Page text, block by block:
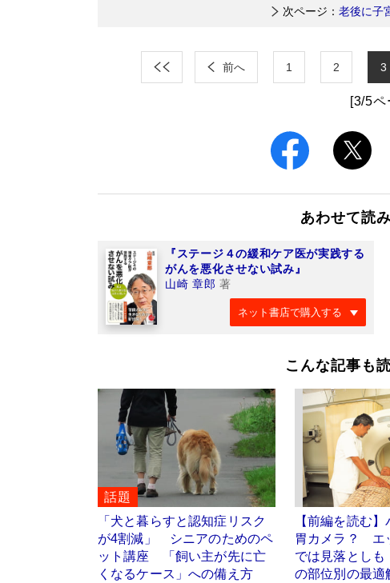
次ページ： 老後に子
前へ 1 2 3
[3/5ペ
あわせて読
『ステージ４の緩和ケア医が実践する
がんを悪化させない試み』
山崎 章郎 著
ネット書店で購入する
こんな記事も
話題
「犬と暮らすと認知症リスク
が4割減」 シニアのためのペ
ット講座 「飼い主が先に亡
くなるケース」への備え方
【前編を読む
胃カメラ？ エ
では見落とし
の部位別の最適